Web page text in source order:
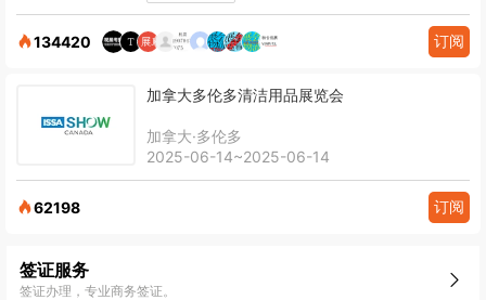
134420 订阅
加拿大多伦多清洁用品展览会
加拿大·多伦多
2025-06-14~2025-06-14
62198 订阅
签证服务
签证办理，专业商务签证。